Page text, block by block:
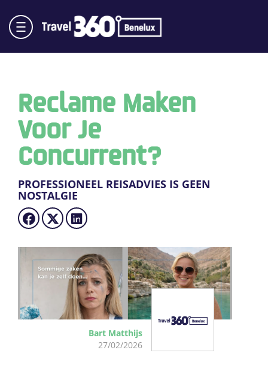
Reclame Maken
Voor Je
Concurrent?
PROFESSIONEEL REISADVIES IS GEEN
NOSTALGIE
Bart Matthijs
27/02/2026